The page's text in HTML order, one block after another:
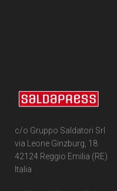
c/o Gruppo Saldatori Srl
via Leone Ginzburg, 18
42124 Reggio Emilia (RE)
Italia